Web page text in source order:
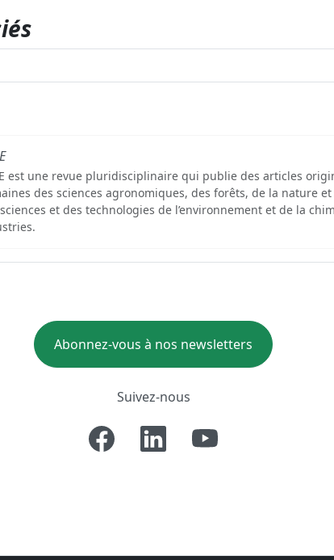
est une revue pluridisciplinaire qui publie des articles
des sciences agronomiques, des forêts, de la nature et
et des technologies de l’environnement et de la
Abonnez-vous à nos newsletters
Suivez-nous